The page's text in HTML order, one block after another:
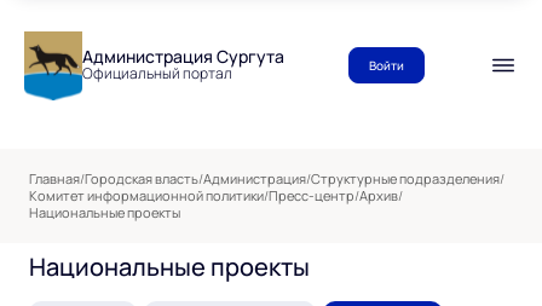
Администрация Сургута
Официальный портал Войти
Главная/Городская власть/Администрация/Структурные подразделения/
Комитет информационной политики/Пресс-центр/Архив/
Национальные проекты
Национальные проекты